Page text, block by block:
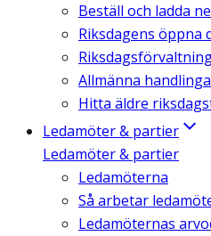
Beställ och ladda
Riksdagens öppna
Allmänna
Hitta äldre
Ledamöter & partier
Ledamöter & partier
Ledamöterna
Så arbetar
Ledamöternas